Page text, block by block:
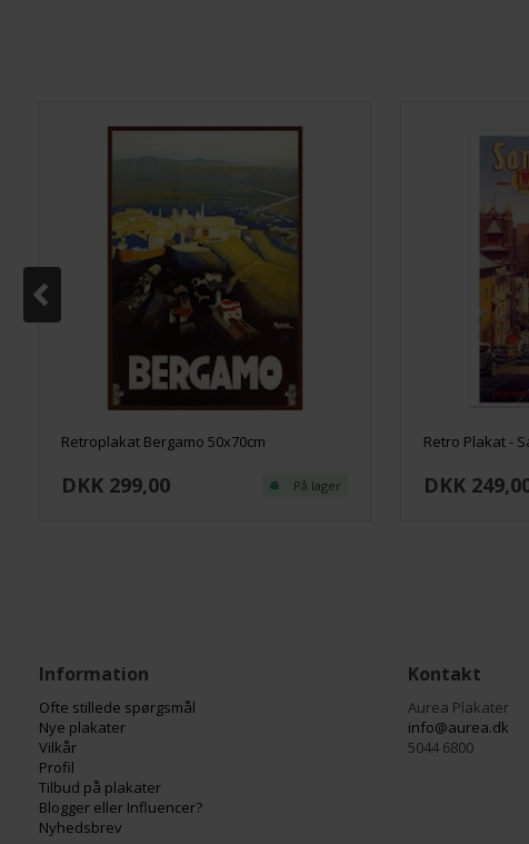
Retroplakat Bergamo 50x70cm
DKK 299,00 På lager
Retro Plakat -
DKK
Information
Ofte stillede spørgsmål
Nye plakater
Vilkår
Profil
Tilbud på plakater
Blogger eller Influencer?
Nyhedsbrev
Kontakt
Aurea Plakater
info@aurea.dk
5044 6800